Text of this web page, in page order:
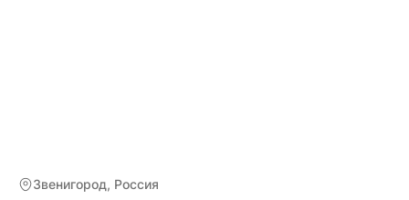
Звенигород, Россия